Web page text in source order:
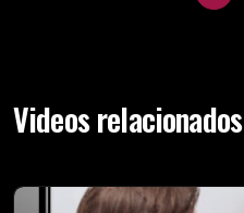
Videos relacionados